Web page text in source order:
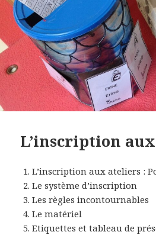
L’inscription
L’inscription aux ateliers :
Le système d’inscription
Les règles incontournables
Le matériel
Etiquettes et tableau de